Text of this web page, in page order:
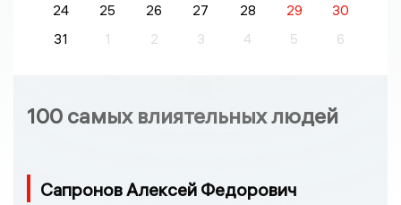
24
25 26 27 28 29
30
31
1 2 3 4 5 6
100 самых влиятельных людей
Сапронов Алексей Федорович